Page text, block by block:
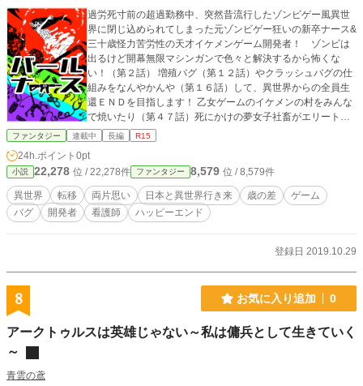
過労死寸前の超過勤務中、突然昔流行したゾンビゲー風異世
界に閉じ込められてしまった元ゾンビゲー狂いの新卒ナース&
三十歳怪力苦労性の天才イケメンゲーム開発者！ ゾンビは
出るけど開幕無限マシンガンで色々と解決するから怖くな
い！（第２話） 増殖バグ（第１２話）やクラッシュバグの仕
組みをなんやかんや（第１６話）して、異世界からの全員生
還ＥＮＤを目指します！ 乙女ゲームのイケメンの村をみんな
で焼いたり（第４７話）死にかけの夢女子社畜がエリート不
動産屋に新宿でギャグマンガみたいな勢いで口説かれたりも
からどうぞ！！
ファンタジー 連載中 長編 R15
24h.ポイント 0pt
小説 22,278 位 / 22,278件 ファンタジー 8,579 位 / 8,579件
異世界 転移 両片思い 日本と異世界行き来 歳の差
ゲーム
バグ
開発者 看護師 ハッピーエンド
登録日 2019.10.29
8 お気に入り追加 0
アークトゥルスは英雄じゃない～私は傭兵として生きていく
～
青雲の鳶